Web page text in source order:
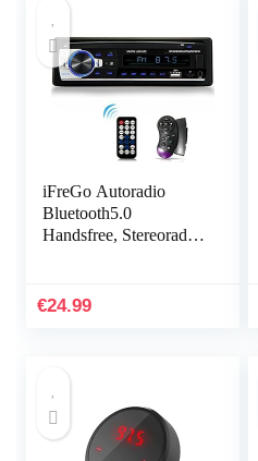
iFreGo Autoradio
Bluetooth5.0
Handsfree, Stereoradio
Autostereo met USB /
€24.99